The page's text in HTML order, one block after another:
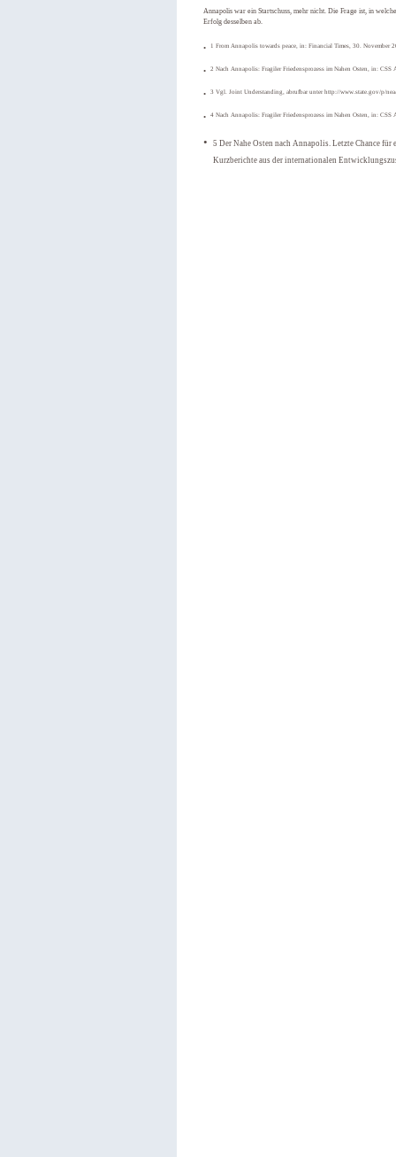
Annapolis war ein Startschuss, mehr nicht. Die Frage ist, in
Erfolg desselben ab.
1 From Annapolis towards peace, in: Financial Times, 30. November
2 Nach Annapolis: Fragiler Friedensprozess im Nahen Osten, in:
3 Vgl. Joint Understanding, abrufbar unter http://www.state.gov/p/
4 Nach Annapolis: Fragiler Friedensprozess im Nahen Osten, in:
5 Der Nahe Osten nach Annapolis. Letzte Chance
Kurzberichte aus der internationalen